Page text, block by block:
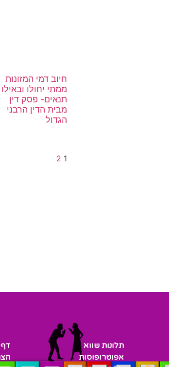
חיוב דמי המזונות
ממתי יחולו ובאילו
תנאים- פסק דין
מבית הדין הרבני
הגדול
1
2
תלונות שווא
אפוטרופוסות